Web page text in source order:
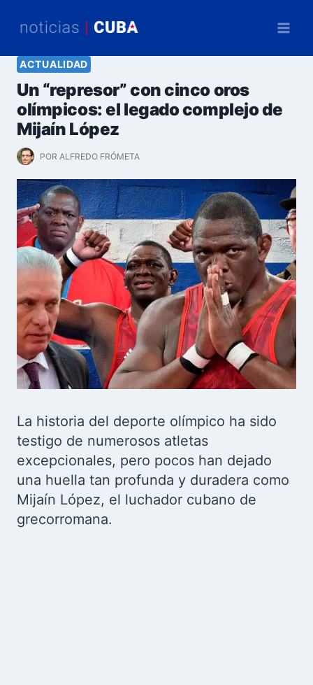
ACTUALIDAD
Un “represor” con cinco oros
olímpicos: el legado complejo de
Mijaín López
POR ALFREDO FRÓMETA
La historia del deporte olímpico ha sido
testigo de numerosos atletas
excepcionales, pero pocos han dejado
una huella tan profunda y duradera como
Mijaín López, el luchador cubano de
grecorromana.